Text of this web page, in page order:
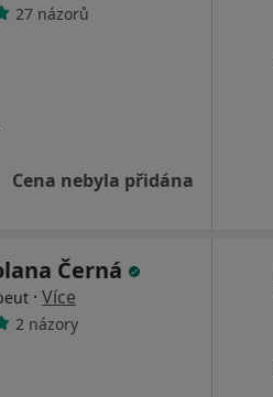
27 názorů
Cena nebyla přidána
Černá
· Více
2 názory